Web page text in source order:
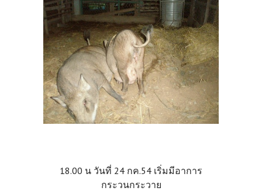
18.00 น วันที่ 24 กค.54 เริ่มมีอาการ
กระวนกระวาย